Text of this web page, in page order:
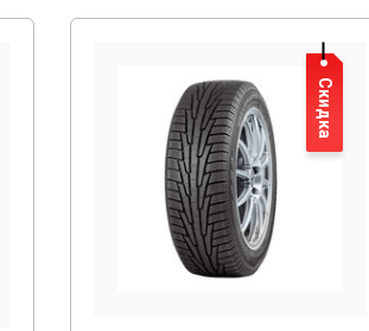
Скидка